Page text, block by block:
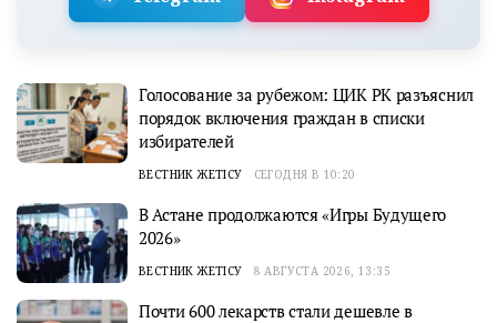
Голосование за рубежом: ЦИК РК разъяснил
порядок включения граждан в списки
избирателей
ВЕСТНИК ЖЕТІСУ СЕГОДНЯ В 10:20
В Астане продолжаются «Игры Будущего
2026»
ВЕСТНИК ЖЕТІСУ 8 АВГУСТА 2026, 13:35
Почти 600 лекарств стали дешевле в